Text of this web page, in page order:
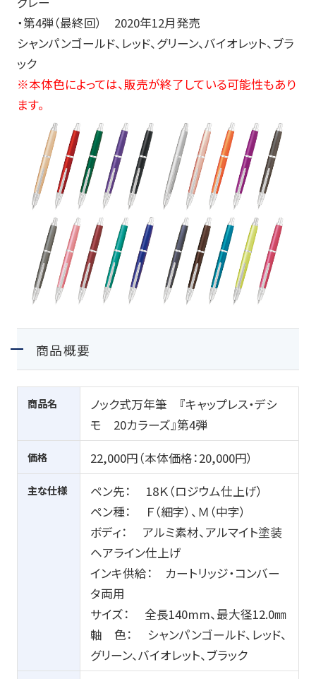
・第4弾（最終回） 2020年12月発売
シャンパンゴールド、レッド、グリーン、バイオレット、ブラ
ック
※本体色によっては、販売が終了している可能性もあり
ます。
商品概要
商品名
ノック式万年筆 『キャップレス・デシ
モ 20カラーズ』第4弾
価格 22,000円（本体価格：20,000円）
主な仕様
ペン先： 18Ｋ（ロジウム仕上げ）
ペン種： Ｆ（細字）、Ｍ（中字）
ボディ： アルミ素材、アルマイト塗装
ヘアライン仕上げ
インキ供給： カートリッジ・コンバー
タ両用
サイズ： 全長140mm、最大径12.0㎜
軸 色： シャンパンゴールド、レッド、
グリーン、バイオレット、ブラック